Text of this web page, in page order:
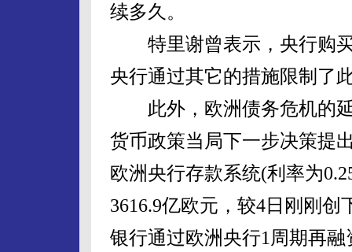
续多久。
特里谢曾表示，央行购买
央行通过其它的措施限制
此外，欧洲债务危机的延
货币政策当局下一步决策提
欧洲央行存款系统(利率为
3616.9亿欧元，较4日刚刚
银行通过欧洲央行1周期再